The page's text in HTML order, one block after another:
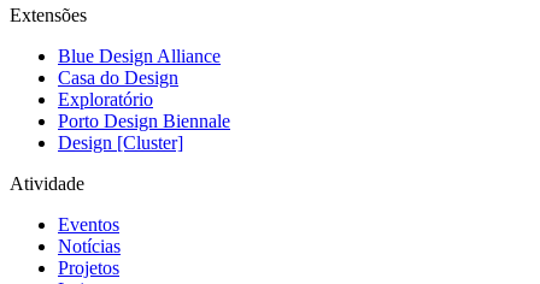
Extensões
Blue Design Alliance
Casa do Design
Exploratório
Porto Design Biennale
Design [Cluster]
Atividade
Eventos
Notícias
Projetos